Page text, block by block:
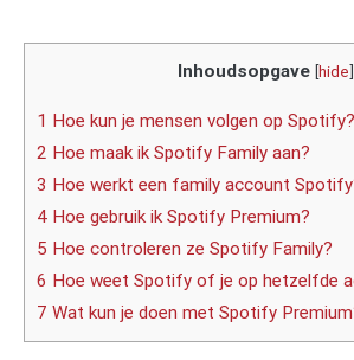
Inhoudsopgave [hide]
1 Hoe kun je mensen volgen op Spotify?
2 Hoe maak ik Spotify Family aan?
3 Hoe werkt een family account
4 Hoe gebruik ik Spotify Premium?
5 Hoe controleren ze Spotify Family?
6 Hoe weet Spotify of je op hetzelfde
7 Wat kun je doen met Spotify